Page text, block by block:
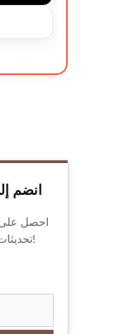
انضم
احصل على
تحديثات اللياقة البدنية والتغذية لدينا!